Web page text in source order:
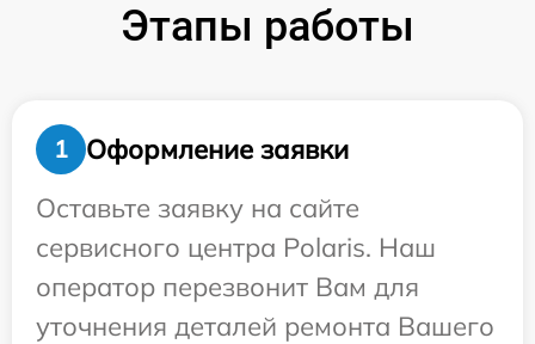
Этапы работы
1
Оформление заявки
Оставьте заявку на сайте
сервисного центра Polaris. Наш
оператор перезвонит Вам для
уточнения деталей ремонта Вашего